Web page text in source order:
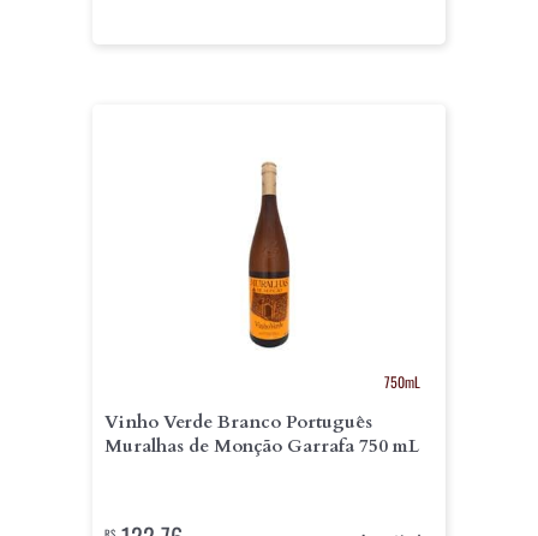
750mL
Vinho Verde Branco Português
Muralhas de Monção Garrafa 750 mL